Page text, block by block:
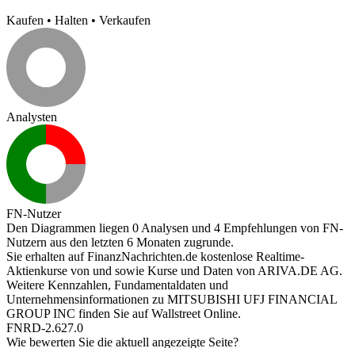
Kaufen • Halten • Verkaufen
Analysten
FN-Nutzer
Den Diagrammen liegen 0 Analysen und 4 Empfehlungen von FN-
Nutzern aus den letzten 6 Monaten zugrunde.
Sie erhalten auf FinanzNachrichten.de kostenlose Realtime-
Aktienkurse von und sowie Kurse und Daten von ARIVA.DE AG.
Weitere Kennzahlen, Fundamentaldaten und
Unternehmensinformationen zu MITSUBISHI UFJ FINANCIAL
GROUP INC finden Sie aufWallstreet Online.
FNRD-2.627.0
Wie bewerten Sie die aktuell angezeigte Seite?